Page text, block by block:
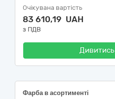
Очікувана вартість
83 610,19 UAH
з ПДВ
Дивитись
Фарба в асортименті